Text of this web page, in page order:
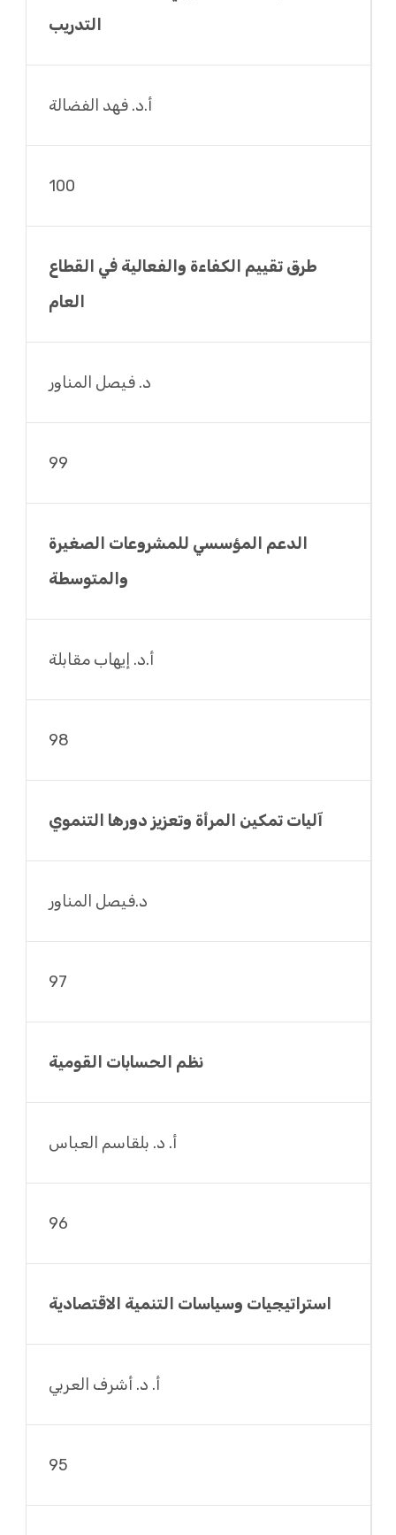
التدريب
أ.د. فهد الفضالة
100
طرق تقييم الكفاءة والفعالية في القطاع
العام
د. فيصل المناور
99
الدعم المؤسسي للمشروعات الصغيرة
والمتوسطة
أ.د. إيهاب مقابلة
98
آليات تمكين المرأة وتعزيز دورها التنموي
د.فيصل المناور
97
نظم الحسابات القومية
أ. د. بلقاسم العباس
96
استراتيجيات وسياسات التنمية الاقتصادية
أ. د. أشرف العربي
95